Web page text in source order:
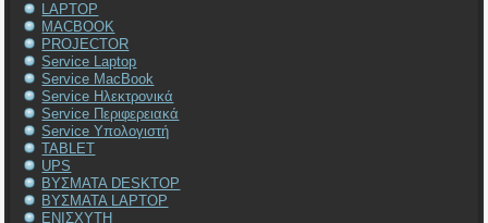
LAPTOP
MACBOOK
PROJECTOR
Service Laptop
Service MacBook
Service Ηλεκτρονικά
Service Περιφερειακά
Service Υπολογιστή
TABLET
UPS
ΒΥΣΜΑΤΑ DESKTOP
ΒΥΣΜΑΤΑ LAPTOP
ΕΝΙΣΧΥΤΗ